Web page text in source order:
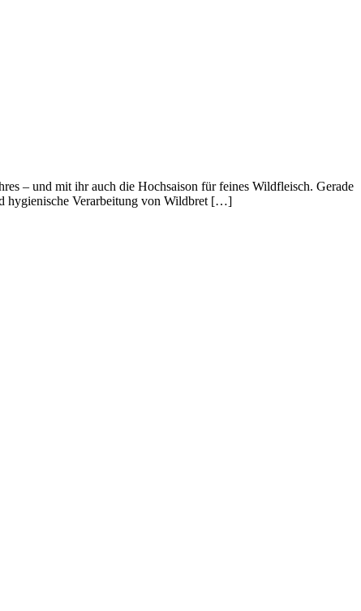
– und mit ihr auch die Hochsaison für feines Wildfleisch. Gerade
hygienische Verarbeitung von Wildbret […]